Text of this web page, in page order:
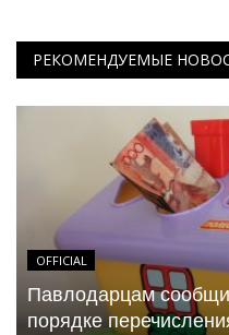
РЕКОМЕНДУЕМЫЕ
OFFICIAL
Павлодарцам
порядке